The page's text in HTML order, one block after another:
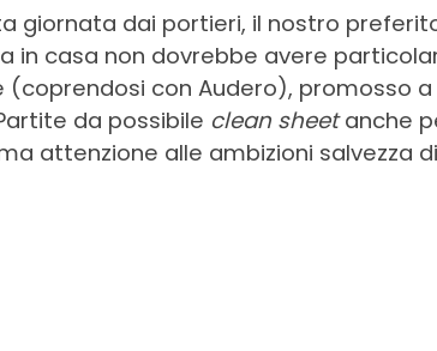
giornata dai portieri, il nostro
in casa non dovrebbe avere
(coprendosi con Audero), promosso
da possibile clean sheetanche
attenzione alle ambizioni salvezza